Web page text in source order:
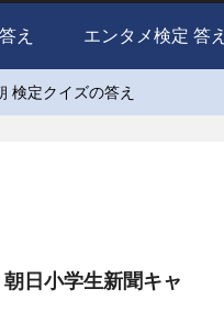
え エンタメ検定 答え
検定クイズの答え
朝日小学生新聞キャ